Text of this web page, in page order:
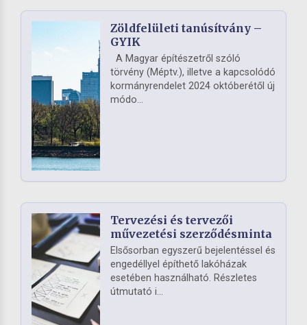
Zöldfelületi tanúsítvány –
GYIK
A Magyar építészetről szóló
törvény (Méptv.), illetve a kapcsolódó
kormányrendelet 2024 októberétől új
módo...
Tervezési és tervezői
művezetési szerződésminta
Elsősorban egyszerű bejelentéssel és
engedéllyel építhető lakóházak
esetében használható. Részletes
útmutató i...